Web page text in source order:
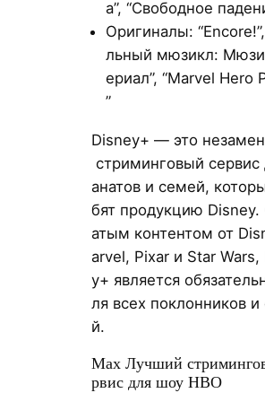
а”, “Свободное
Оригиналы:
льный мюзикл:
ериал”, “Marvel Hero
”
Disney+ — это
стриминговый сервис
анатов и семей,
бят продукцию Disney.
атым контентом от
arvel, Pixar и Star Wars,
y+ является
ля всех поклонников
й.
Max Лучший
рвис для шоу HBO